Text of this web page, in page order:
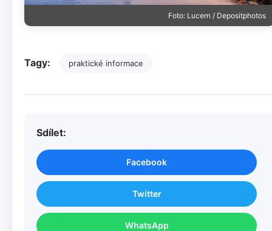
Foto: Lucern / Depositphotos
Tagy: praktické informace
Sdílet:
Facebook
Twitter
WhatsApp